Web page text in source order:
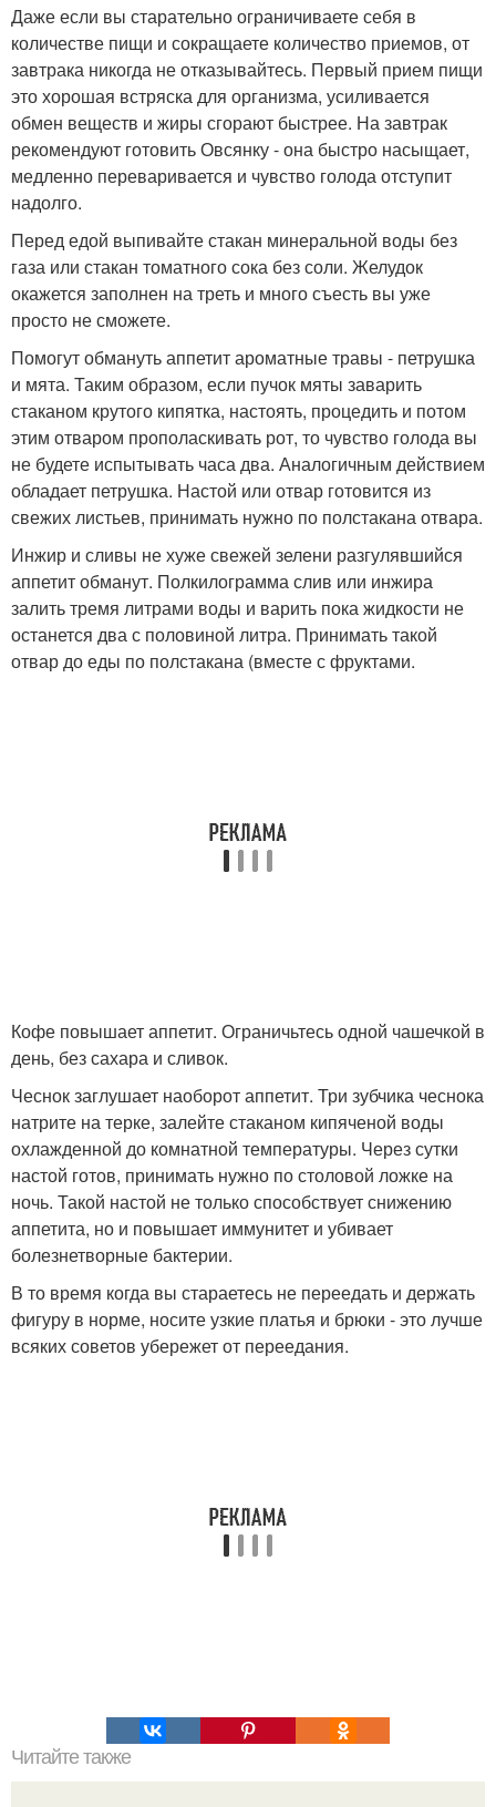
Даже если вы старательно ограничиваете себя в
количестве пищи и сокращаете количество приемов, от
завтрака никогда не отказывайтесь. Первый прием пищи
это хорошая встряска для организма, усиливается
обмен веществ и жиры сгорают быстрее. На завтрак
рекомендуют готовить Овсянку - она быстро насыщает,
медленно переваривается и чувство голода отступит
надолго.
Перед едой выпивайте стакан минеральной воды без
газа или стакан томатного сока без соли. Желудок
окажется заполнен на треть и много съесть вы уже
просто не сможете.
Помогут обмануть аппетит ароматные травы - петрушка
и мята. Таким образом, если пучок мяты заварить
стаканом крутого кипятка, настоять, процедить и потом
этим отваром прополаскивать рот, то чувство голода вы
не будете испытывать часа два. Аналогичным действием
обладает петрушка. Настой или отвар готовится из
свежих листьев, принимать нужно по полстакана отвара.
Инжир и сливы не хуже свежей зелени разгулявшийся
аппетит обманут. Полкилограмма слив или инжира
залить тремя литрами воды и варить пока жидкости не
останется два с половиной литра. Принимать такой
отвар до еды по полстакана (вместе с фруктами.
Кофе повышает аппетит. Ограничьтесь одной чашечкой в
день, без сахара и сливок.
Чеснок заглушает наоборот аппетит. Три зубчика чеснока
натрите на терке, залейте стаканом кипяченой воды
охлажденной до комнатной температуры. Через сутки
настой готов, принимать нужно по столовой ложке на
ночь. Такой настой не только способствует снижению
аппетита, но и повышает иммунитет и убивает
болезнетворные бактерии.
В то время когда вы стараетесь не переедать и держать
фигуру в норме, носите узкие платья и брюки - это лучше
всяких советов убережет от переедания.
Читайте также